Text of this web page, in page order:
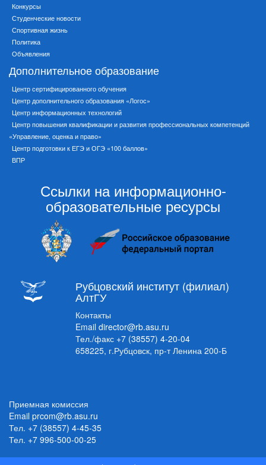
Конкурсы
Студенческие новости
Спортивная жизнь
Политика
Объявления
Дополнительное образование
Центр сертифицированного обучения
Центр дополнительного образования «Логос»
Центр информационных технологий
Центр повышения квалификации и развития профессиональных компетенций
«Управление, оценка и право»
Центр подготовки к ЕГЭ и ОГЭ «100 баллов»
ВПР
Ссылки на информационно-
образовательные ресурсы
Рубцовский институт (филиал)
АлтГУ
Контакты
Email director@rb.asu.ru
Тел./факс +7 (38557) 4-20-04
658225, г.Рубцовск, пр-т Ленина 200-Б
Приемная комиссия
Email prcom@rb.asu.ru
Тел. +7 (38557) 4-45-35
Тел. +7 996-500-00-25